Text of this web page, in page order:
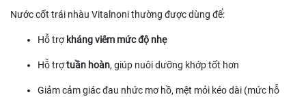
Nước cốt trái nhàu Vitalnoni thường được dùng để:
Hỗ trợ kháng viêm mức độ nhẹ
Hỗ trợtuần hoàn, giúp nuôi dưỡng khớp tốt hơn
Giảm cảm giác đau nhức mơ hồ, mệt mỏi kéo dài (mức hỗ